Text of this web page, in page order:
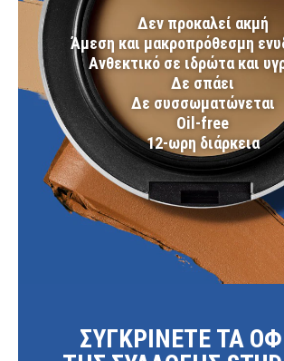
Δεν προκαλεί ακμή
Άμεση και μακροπρόθεσμη
Ανθεκτικό σε ιδρώτα και
Δε σπάει
Δε συσσωματώνεται
Oil-free
12-ωρη διάρκεια
ΣΥΓΚΡΙΝΕΤΕ ΤΑ